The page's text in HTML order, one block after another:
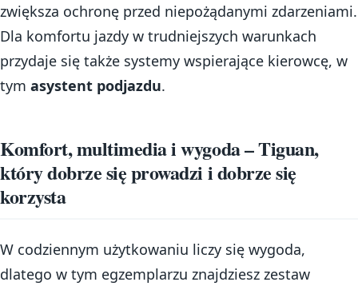
zwiększa ochronę przed niepożądanymi zdarzeniami.
Dla komfortu jazdy w trudniejszych warunkach
przydaje się także systemy wspierające kierowcę, w
tym asystent podjazdu.
Komfort, multimedia i wygoda – Tiguan,
który dobrze się prowadzi i dobrze się
korzysta
W codziennym użytkowaniu liczy się wygoda,
dlatego w tym egzemplarzu znajdziesz zestaw